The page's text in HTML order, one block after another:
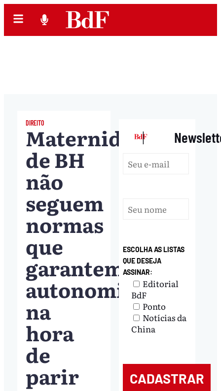
DIREITO
Maternidades
de BH
não
seguem
normas
que
garantem
autonomia
na
hora
de
parir
|
ESCOLHA AS LISTAS
QUE DESEJA
ASSINAR:
Editorial
BdF
Ponto
Notícias da
China